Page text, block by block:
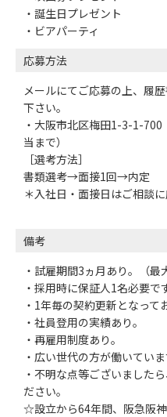
・誕生日プレゼント
・ビアパーティ
応募方法
メールにてご応募の上、履
下さい。
・大阪市北区梅田1-3-1-
当まで）
［選考方法］
書類選考→面接1回→内定
＊入社日・面接日はご
備考
・試雇期間3ヵ月あり。（最
・採用時に保証人1名必要で
・1年毎の契約更新となって
・社員登用の実績あり。
・再雇用制度あり。
・広い世代の方が働いていま
・不明な点等ございました
ださい。
☆設立から64年間、阪急阪